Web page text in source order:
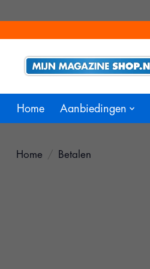
Home Aanbiedingen
Home Betalen